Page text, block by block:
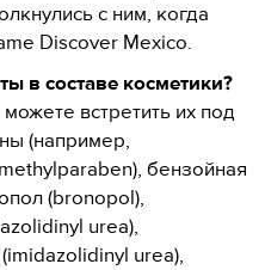
с ним, когда
Discover Mexico.
в составе косметики?
встретить их под
(например,
бензойная
(bronopol),
urea),
urea),